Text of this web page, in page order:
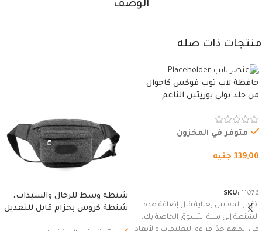
الوصف
منتجات ذات صله
حافظة لاب توب فوكس كاجوال
من جلد بولي يوريثين الناعم
وسوستة.
متوفر في المخزون
339,00 جنيه
SKU: 11076
اختيار المقاس بعناية قبل إضافة هذه
الشنطة إلى سلة التسوق الخاصة بك،
شنطة وسط للرجال والسيدات،
شنطة كروس بحزام قابل للتعديل